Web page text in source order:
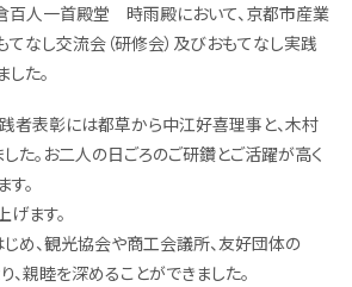
倉百人一首殿堂 時雨殿において、京都市産業
てなし交流会（研修会）及びおもてなし実践
た。
者表彰には都草から中江好喜理事と、木村
た。 お二人の日ごろのご研鑽とご活躍が高く
。
ます。
め、観光協会や商工会議所、友好団体の
、親睦を深めることができました。